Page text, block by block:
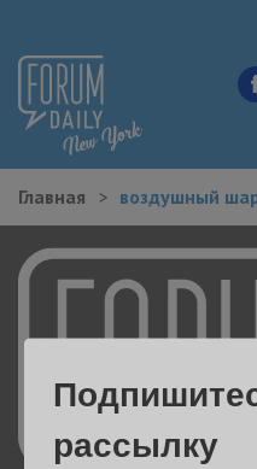
НОВОСТИ ГОРОДА
КУДА ПОЙТИ В ГОРОДЕ
ЗДОРОВЬЕ
РАБОТА И БИЗНЕС
ЖИЛЬЕ
Главная воздушный
рассылку